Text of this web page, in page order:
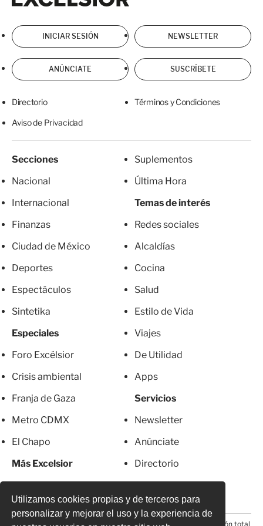
Utilizamos cookies propias y de terceros para
personalizar y mejorar el uso y la experiencia de
INICIAR SESIÓN NEWSLETTER
ANÚNCIATE SUSCRÍBETE
Directorio Términos y Condiciones
Aviso de Privacidad
Secciones
Nacional
Internacional
Finanzas
Ciudad de México
Deportes
Espectáculos
Sintetika
Especiales
Foro Excélsior
Crisis ambiental
Franja de Gaza
Metro CDMX
El Chapo
Más Excelsior
Mujeres
Suplementos
Última Hora
Temas de interés
Redes sociales
Alcaldías
Cocina
Salud
Estilo de Vida
Viajes
De Utilidad
Apps
Servicios
Newsletter
Anúnciate
Directorio
Suscripciones
© 2026 Todos los derechos reservados. Prohibida la reproducción total